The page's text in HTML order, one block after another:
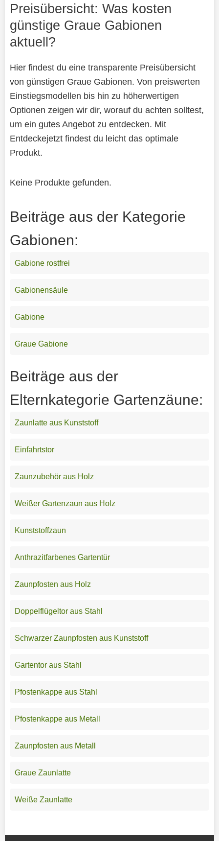
Preisübersicht: Was kosten
günstige Graue Gabionen
aktuell?
Hier findest du eine transparente Preisübersicht
von günstigen Graue Gabionen. Von preiswerten
Einstiegsmodellen bis hin zu höherwertigen
Optionen zeigen wir dir, worauf du achten solltest,
um ein gutes Angebot zu entdecken. Mit
Entdeckejetzt findest du leicht das optimale
Produkt.
Keine Produkte gefunden.
Beiträge aus der Kategorie
Gabionen:
Gabione rostfrei
Gabionensäule
Gabione
Graue Gabione
Beiträge aus der
Elternkategorie Gartenzäune:
Zaunlatte aus Kunststoff
Einfahrtstor
Zaunzubehör aus Holz
Weißer Gartenzaun aus Holz
Kunststoffzaun
Anthrazitfarbenes Gartentür
Zaunpfosten aus Holz
Doppelflügeltor aus Stahl
Schwarzer Zaunpfosten aus Kunststoff
Gartentor aus Stahl
Pfostenkappe aus Stahl
Pfostenkappe aus Metall
Zaunpfosten aus Metall
Graue Zaunlatte
Weiße Zaunlatte